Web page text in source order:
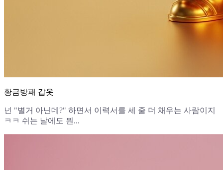
황금방패 갑옷
넌 "별거 아닌데?" 하면서 이력서를 세 줄 더 채우는 사람이지
ㅋㅋ 쉬는 날에도 뭔...